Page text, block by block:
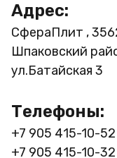
Адрес:
СфераПлит ,
Шпаковский
ул.Батайская 3
Телефоны:
+7 905 415-10-52
+7 905 415-10-32